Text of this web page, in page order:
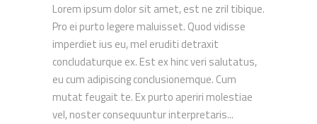
Lorem ipsum dolor sit amet, est ne zril tibique.
Pro ei purto legere maluisset. Quod vidisse
imperdiet ius eu, mel eruditi detraxit
concludaturque ex. Est ex hinc veri salutatus,
eu cum adipiscing conclusionemque. Cum
mutat feugait te. Ex purto aperiri molestiae
vel, noster consequuntur interpretaris...